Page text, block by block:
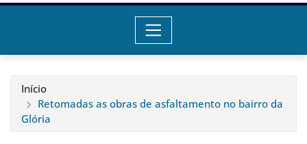
Início
Retomadas as obras de asfaltamento no bairro da
Glória